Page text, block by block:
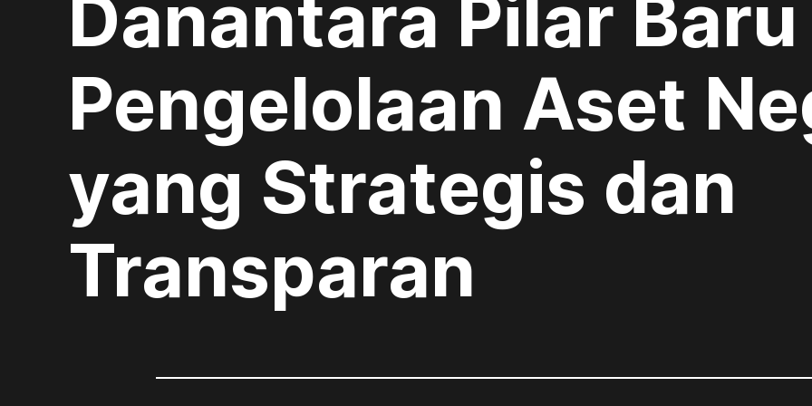
Danantara Pilar Baru
Pengelolaan Aset
yang Strategis dan
Transparan